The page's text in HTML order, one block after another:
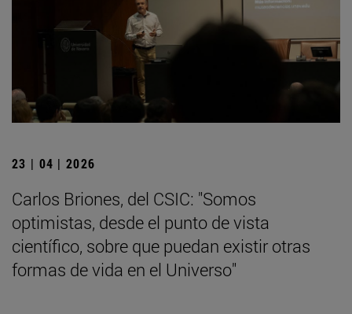
23 | 04 | 2026
Carlos Briones, del CSIC: "Somos
optimistas, desde el punto de vista
científico, sobre que puedan existir otras
formas de vida en el Universo"